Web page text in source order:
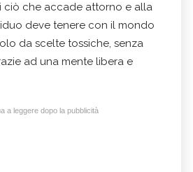
ciò che accade attorno e alla
deve tenere con il mondo
da scelte tossiche, senza
ad una mente libera e
a leggere dopo la pubblicità